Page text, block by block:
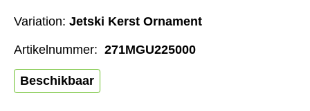
Variation: Jetski Kerst Ornament
Beschikbaar
Artikelnummer: 271MGU225000